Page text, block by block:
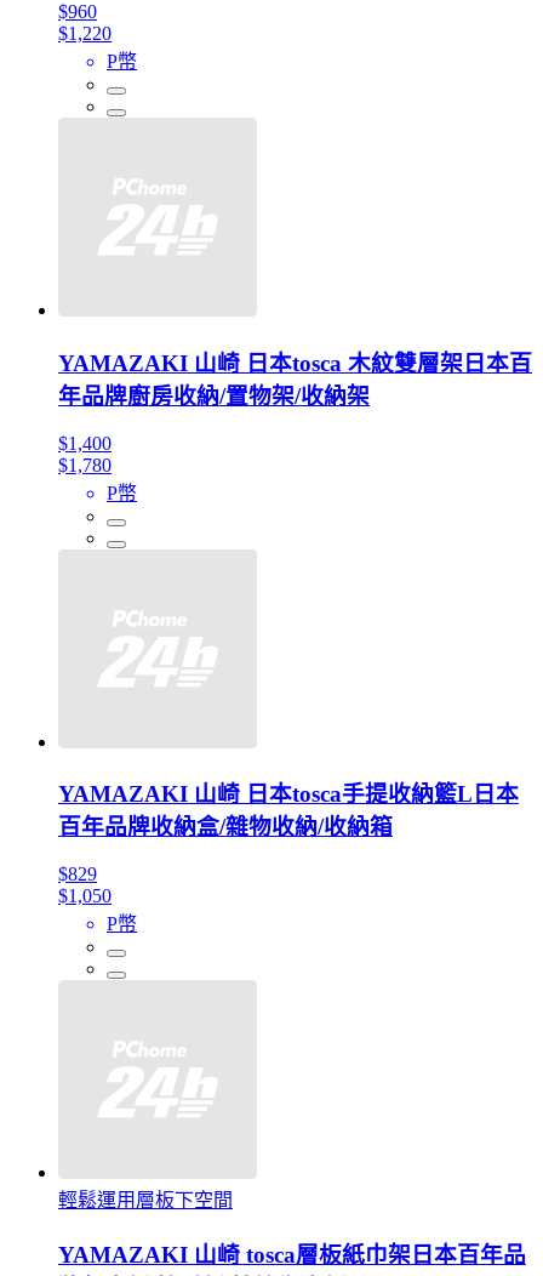
$960
$1,220
P幣
YAMAZAKI 山崎 日本tosca 木紋雙層架日本百
年品牌廚房收納/置物架/收納架
$1,400
$1,780
P幣
YAMAZAKI 山崎 日本tosca手提收納籃L日本
百年品牌收納盒/雜物收納/收納箱
$829
$1,050
P幣
輕鬆運用層板下空間
YAMAZAKI 山崎 tosca層板紙巾架日本百年品